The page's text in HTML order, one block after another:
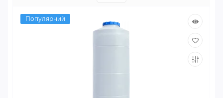
Популярний